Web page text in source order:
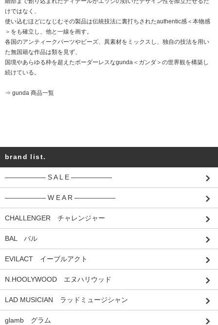
けではなく、
使い込むほどになじむその製品は伝統技法に裏打ちされたauthentic感＜本物感
＞をも確立し、他と一線を画す。
各国のアンティークパーツやビーズ、異素材をミックスし、独自の技法を用い
た無国籍な作品は類を見ず、
国境やあらゆる枠を超えたボーダーレスなgunda＜ガンダ＞の世界観を構築し
続けている。
⇒ gunda 商品一覧
brand list.
―――――― S A L E ――――――
―――――― W E A R ――――――
CHALLENGER チャレンジャー
BAL バル
EVILACT イーブルアクト
N.HOOLYWOOD エヌハリウッド
LAD MUSICIAN ラッドミュージシャン
glamb グラム